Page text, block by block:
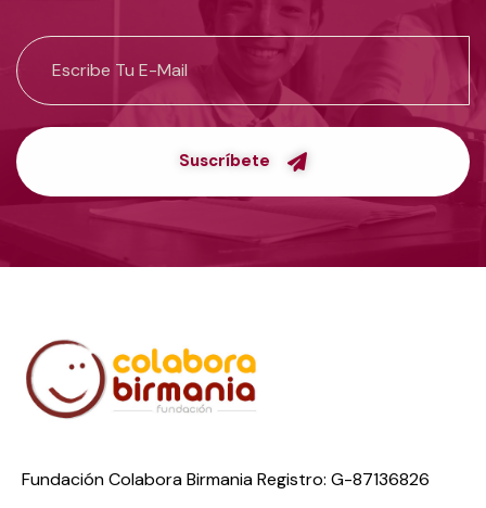
Suscríbete
Fundación Colabora Birmania Registro: G-87136826